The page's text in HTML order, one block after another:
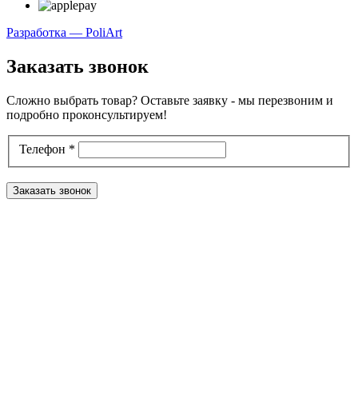
Разработка — PoliArt
Заказать звонок
Сложно выбрать товар? Оставьте заявку - мы перезвоним и
подробно проконсультируем!
Телефон *
Заказать звонок